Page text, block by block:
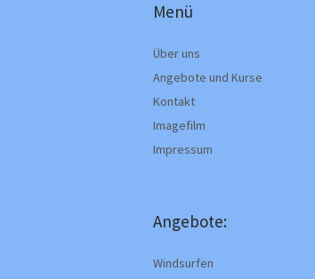
Menü
Über uns
Angebote und Kurse
Kontakt
Imagefilm
Impressum
Angebote:
Windsurfen